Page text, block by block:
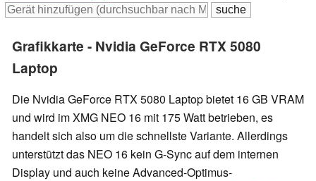
Grafikkarte - Nvidia GeForce RTX 5080
Laptop
Die Nvidia GeForce RTX 5080 Laptop bietet 16 GB VRAM
und wird im XMG NEO 16 mit 175 Watt betrieben, es
handelt sich also um die schnellste Variante. Allerdings
unterstützt das NEO 16 kein G-Sync auf dem internen
Display und auch keine Advanced-Optimus-